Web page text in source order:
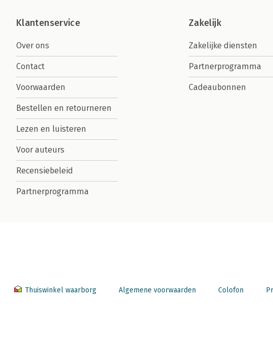
Klantenservice
Over ons
Contact
Voorwaarden
Bestellen en retourneren
Lezen en luisteren
Voor auteurs
Recensiebeleid
Partnerprogramma
Zakelijk
Zakelijke diensten
Partnerprogramma
Cadeaubonnen
Thuiswinkel waarborg Algemene voorwaarden Colofon